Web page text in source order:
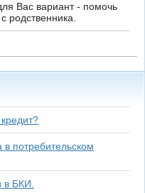
Вас вариант - помочь
родственника.
потребительском
в БКИ.